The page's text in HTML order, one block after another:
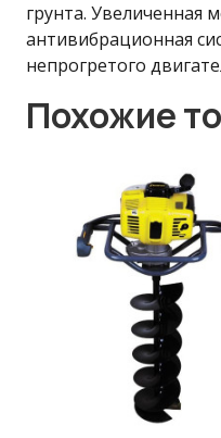
грунта. Увеличенная
антивибрационная
непрогретого
Похожие